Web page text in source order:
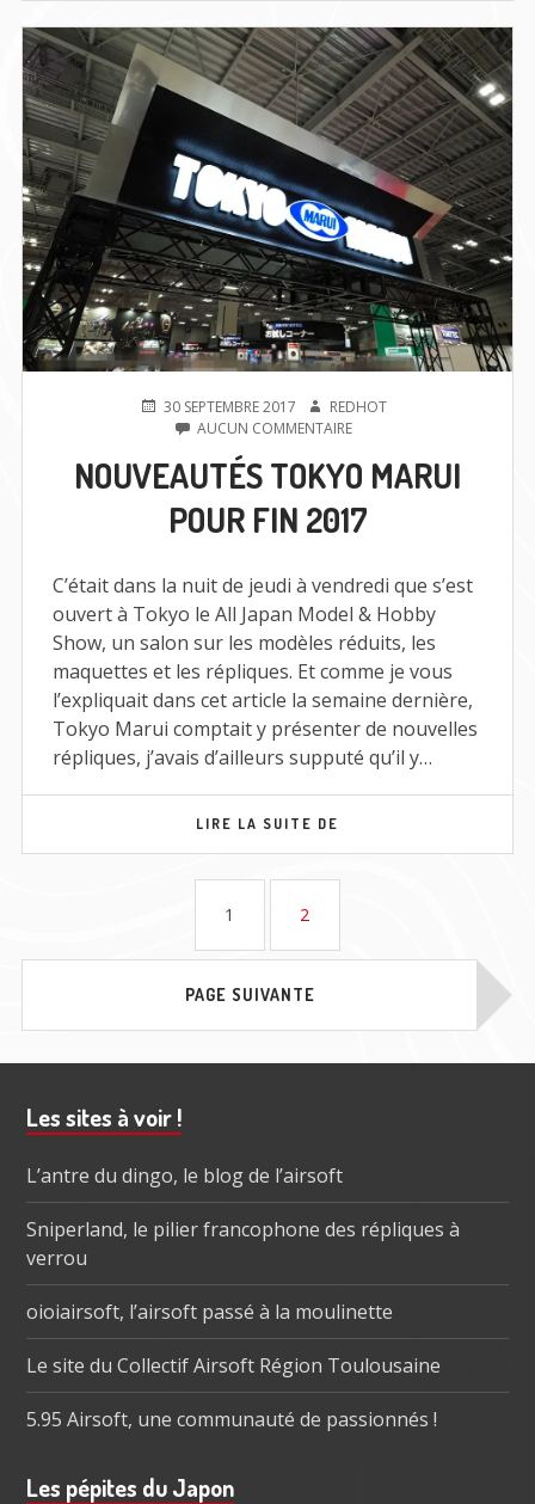
TOKYO
MARUI
FESTIVAL
PUBLIÉ30 SEPTEMBRE 2017 AUTEUR
REDHOT
AUCUN COMMENTAIRESUR
TOKYO
MARUI
POUR
FIN
NOUVEAUTÉS TOKYO MARUI
POUR FIN 2017
C’était dans la nuit de jeudi à vendredi que s’est
ouvert à Tokyo le All Japan Model & Hobby
Show, un salon sur les modèles réduits, les
maquettes et les répliques. Et comme je vous
l’expliquait dans cet article la semaine dernière,
Tokyo Marui comptait y présenter de nouvelles
répliques, j’avais d’ailleurs supputé qu’il y…
LIRE LA SUITE DE
PAGE
1 PAGE
2
PAGE SUIVANTE
Barre
subsidiaire
Les sites à voir !
L’antre du dingo, le blog de l’airsoft
Sniperland, le pilier francophone des répliques à
verrou
oioiairsoft, l’airsoft passé à la moulinette
Le site du Collectif Airsoft Région Toulousaine
5.95 Airsoft, une communauté de passionnés !
Les pépites du Japon